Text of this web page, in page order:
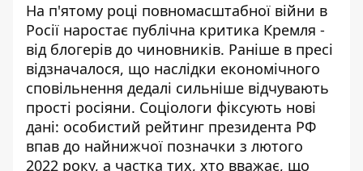
На п'ятому році повномасштабної війни в
Росії наростає публічна критика Кремля -
від блогерів до чиновників. Раніше в пресі
відзначалося, що наслідки економічного
сповільнення дедалі сильніше відчувають
прості росіяни. Соціологи фіксують нові
дані: особистий рейтинг президента РФ
впав до найнижчої позначки з лютого
2022 року, а частка тих, хто вважає, що